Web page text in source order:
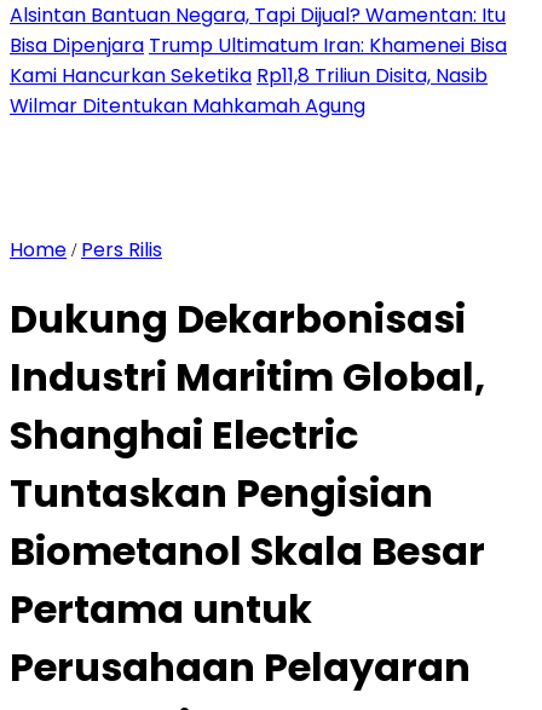
Alsintan Bantuan Negara, Tapi Dijual? Wamentan: Itu
Bisa Dipenjara Trump Ultimatum Iran: Khamenei Bisa
Kami Hancurkan Seketika Rp11,8 Triliun Disita, Nasib
Wilmar Ditentukan Mahkamah Agung
Home / Pers Rilis
Dukung Dekarbonisasi
Industri Maritim Global,
Shanghai Electric
Tuntaskan Pengisian
Biometanol Skala Besar
Pertama untuk
Perusahaan Pelayaran